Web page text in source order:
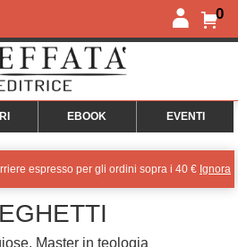
0
EBOOK EVENTI
espresso per gli ordini sopra i 40 € Ignora
Master in teologia